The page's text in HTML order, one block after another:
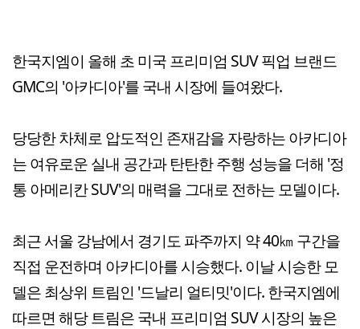
한국지엠이 올해 초 미국 프리미엄 SUV 픽업 브랜드
GMC의 '아카디아'를 국내 시장에 들여왔다.
당당한 차체로 압도적인 존재감을 자랑하는 아카디아
는 여유로운 실내 공간과 탄탄한 주행 성능을 더해 '정
통 아메리칸 SUV'의 매력을 그대로 전하는 모델이다.
최근 서울 강남에서 경기도 파주까지 약 40㎞ 구간을
직접 운전하며 아카디아를 시승했다. 이날 시승한 모
델은 최상위 트림인 '드날리 얼티밋'이다. 한국지엠에
따르면 해당 트림은 국내 프리미엄 SUV 시장의 높은